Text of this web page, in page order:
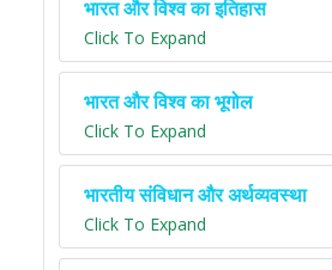
भारत और विश्व का इतिहास
Click To Expand
भारत और विश्व का भूगोल
Click To Expand
भारतीय संविधान और अर्थव्यवस्था
Click To Expand